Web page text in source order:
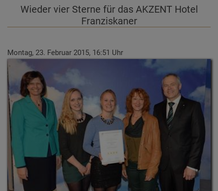
Wieder vier Sterne für das AKZENT Hotel
Franziskaner
Montag, 23. Februar 2015, 16:51 Uhr